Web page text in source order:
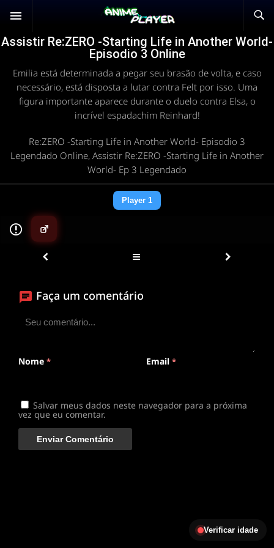
Assistir Re:ZERO -Starting Life in Another World-
Episodio 3 Online
Emilia está determinada a pegar seu brasão de volta, e caso
necessário, está disposta a lutar contra Felt por isso. Uma
figura importante aparece durante o duelo contra Elsa, o
incrível espadachim Reinhard!
Re:ZERO -Starting Life in Another World- Episodio 3
Legendado Online, Assistir Re:ZERO -Starting Life in Another
World- Ep 3 Legendado
Player 1
▶
ANIMEPLAYER
Clique para assistir
Faça um comentário
Nome * Email *
Salvar meus dados neste navegador para a próxima
vez que eu comentar.
Verificar idade